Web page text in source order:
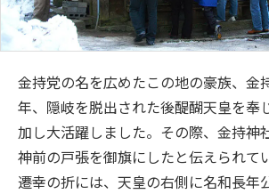
金持党の名を広めたこの地の豪族、金
年、隠岐を脱出された後醍醐天皇を奉
加し大活躍しました。その際、金持神
神前の戸張を御旗にしたと伝えられて
遷幸の折には、天皇の右側に名和長年